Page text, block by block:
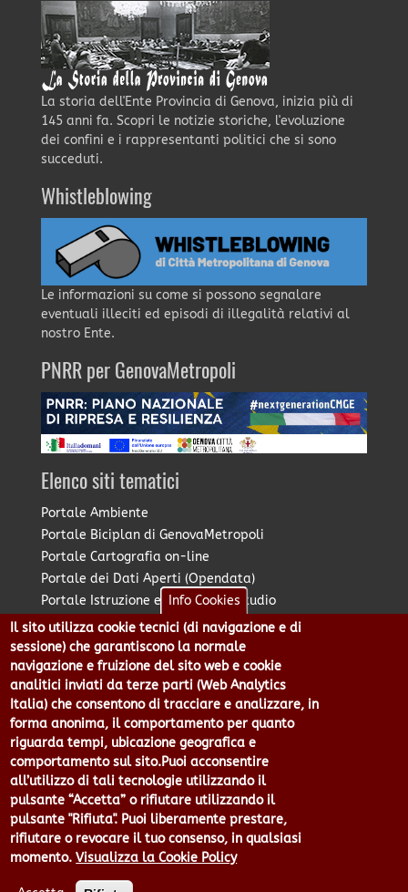
La storia dell'Ente Provincia di Genova, inizia più di
145 anni fa. Scopri le notizie storiche, l'evoluzione
dei confini e i rappresentanti politici che si sono
succeduti.
Whistleblowing
Le informazioni su come si possono segnalare
eventuali illeciti ed episodi di illegalità relativi al
nostro Ente.
PNRR per GenovaMetropoli
Elenco siti tematici
Portale Ambiente
Portale Biciplan di GenovaMetropoli
Portale Cartografia on-line
Portale dei Dati Aperti (Opendata)
Portale Istruzione e Diritto allo Studio
Portale Marketing Territoriale
Portale Piano Strategico Metropolitano
Portale PUMS di GenovaMetropoli
Portale Stazione Unica Appaltante
Pratico: procedimenti e istanze online
Città Metropolitana di Genova - Piazzale Mazzini 2 -16122 -
Genova | CF:80007350103 - P.Iva: 00949170104 | Codice IPA: cmge
Centralino 010 54991 Fax 010 5499244 URP 010 5499456
Num.Verde 800 509420 | P.E.C.:
pec@cert.cittametropolitana.genova.it
Privacy|Tecnologie e Accessibilità|Note Legali
sito Web
Info Cookies
Il sito utilizza cookie tecnici (di navigazione e di
sessione) che garantiscono la normale
navigazione e fruizione del sito web e cookie
analitici inviati da terze parti (Web Analytics
Italia) che consentono di tracciare e analizzare, in
forma anonima, il comportamento per quanto
riguarda tempi, ubicazione geografica e
comportamento sul sito.Puoi acconsentire
all’utilizzo di tali tecnologie utilizzando il
pulsante “Accetta” o rifiutare utilizzando il
pulsante "Rifiuta". Puoi liberamente prestare,
rifiutare o revocare il tuo consenso, in qualsiasi
momento. Visualizza la Cookie Policy